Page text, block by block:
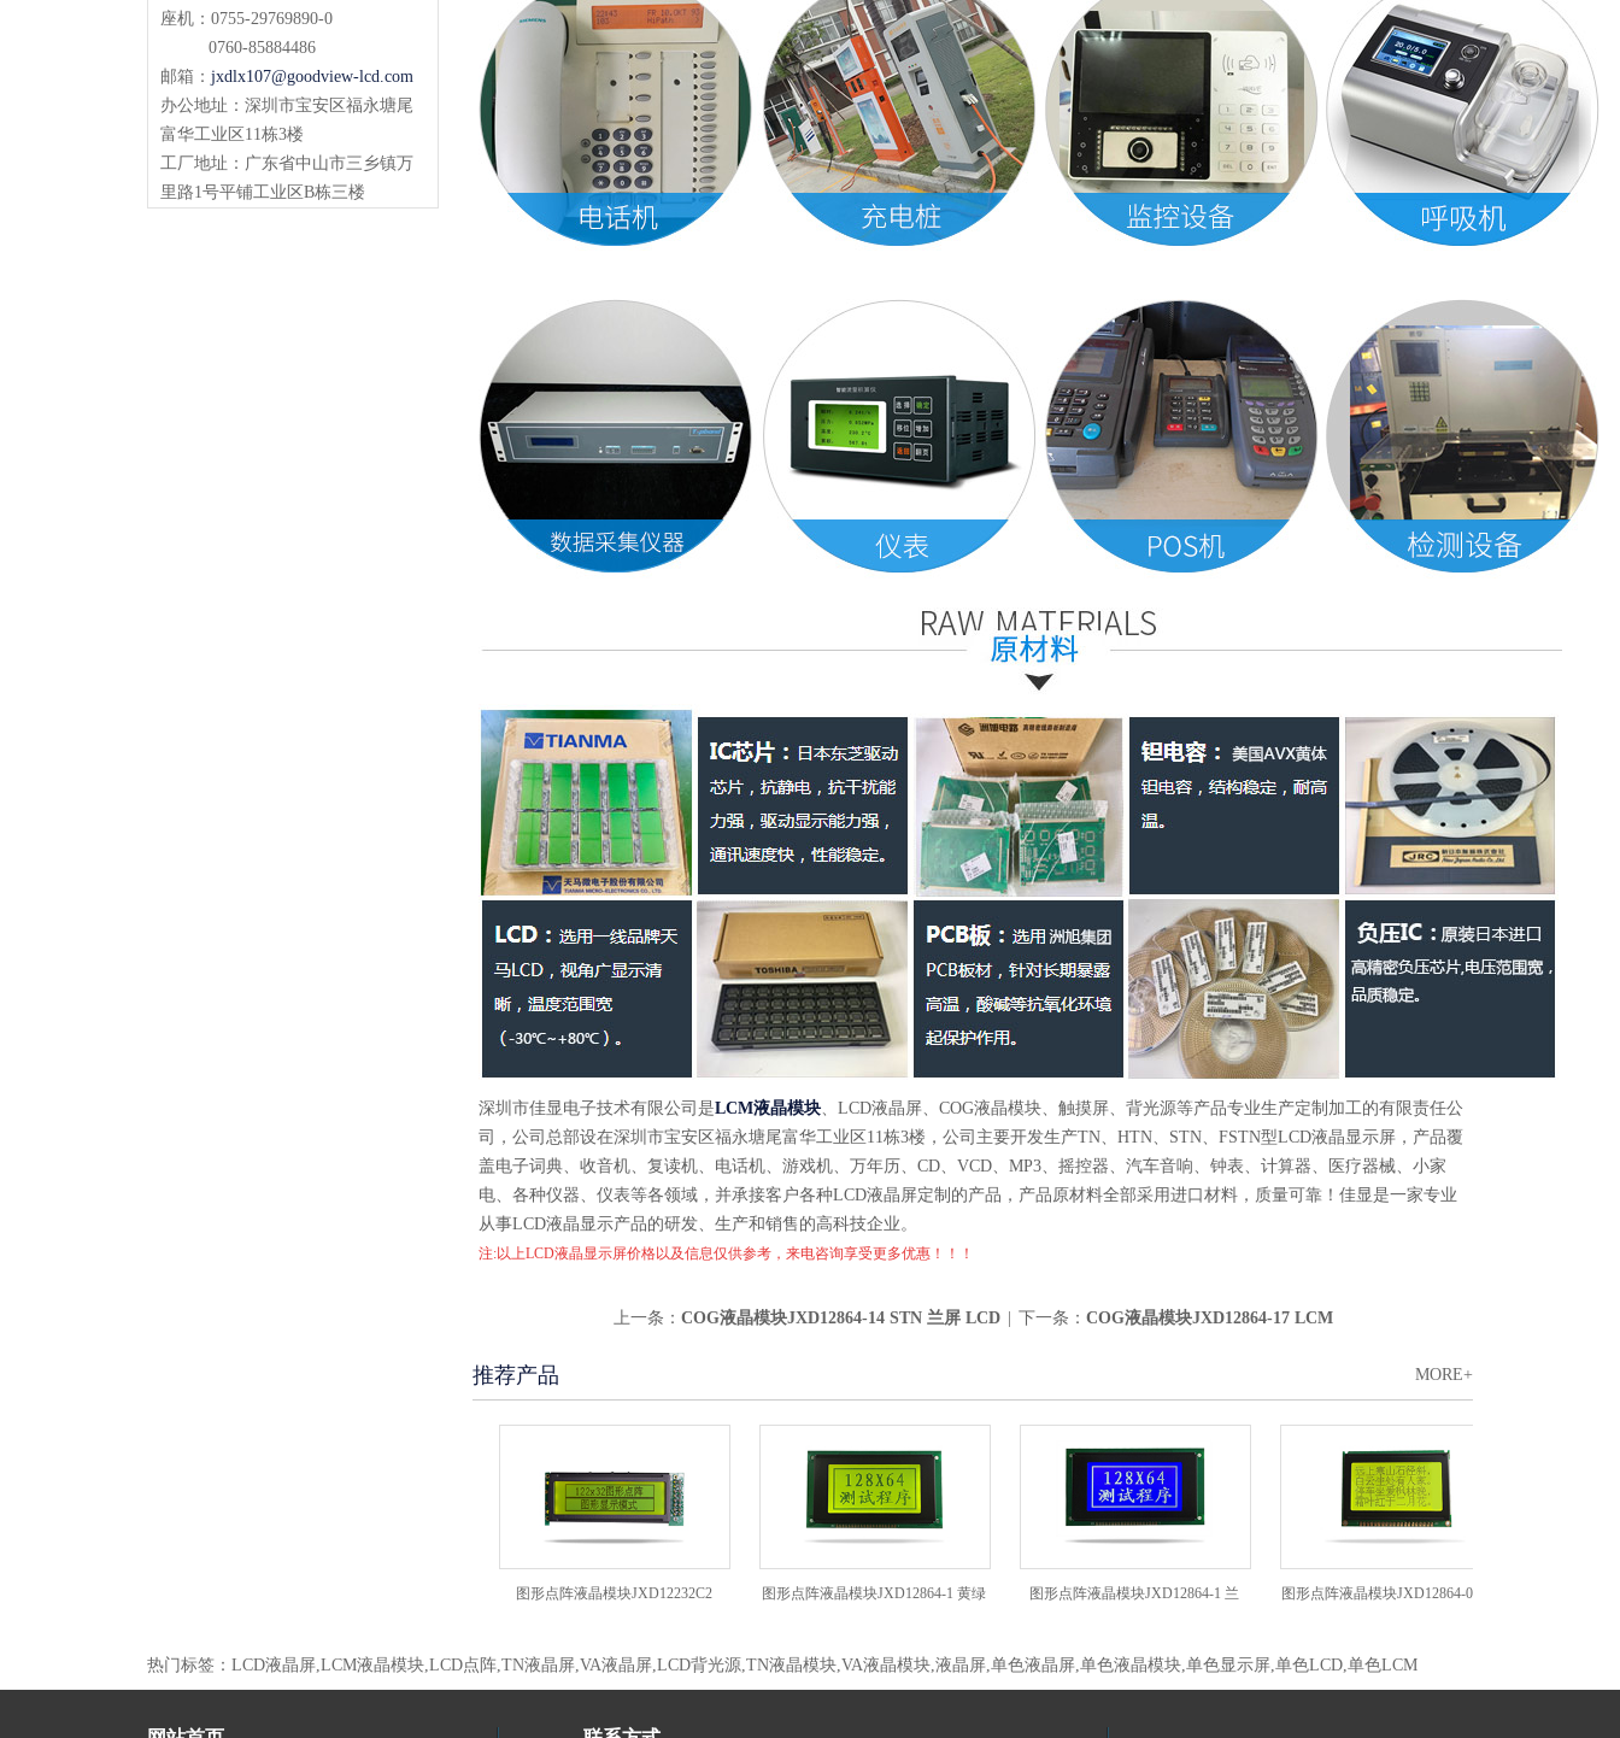
座机：0755-29769890-0
0760-85884486
邮箱： jxdlx107@goodview-lcd.com
办公地址：深圳市宝安区福永塘尾
富华工业区11栋3楼
工厂地址：广东省中山市三乡镇万
里路1号平铺工业区B栋三楼
深圳市佳显电子技术有限公司是LCM液晶模块、LCD液晶屏、COG液晶模块、触摸屏、背光源等产品专业生产定制加工的有限责任公
司，公司总部设在深圳市宝安区福永塘尾富华工业区11栋3楼，公司主要开发生产TN、HTN、STN、FSTN型LCD液晶显示屏，产品覆
盖电子词典、收音机、复读机、电话机、游戏机、万年历、CD、VCD、MP3、摇控器、汽车音响、钟表、计算器、医疗器械、小家
电、各种仪器、仪表等各领域，并承接客户各种LCD液晶屏定制的产品，产品原材料全部采用进口材料，质量可靠！佳显是一家专业
从事LCD液晶显示产品的研发、生产和销售的高科技企业。
注:以上LCD液晶显示屏价格以及信息仅供参考，来电咨询享受更多优惠！！！
上一条： COG液晶模块JXD12864-14 STN 兰屏 LCD 下一条： COG液晶模块JXD12864-17 LCM
MORE+
推荐产品
图形点阵液晶模块JXD12232C2 图形点阵液晶模块JXD12864-1 黄绿 图形点阵液晶模块JXD12864-1 兰 图形点阵液晶模块JXD12864-06C 黄
热门标签：LCD液晶屏,LCM液晶模块,LCD点阵,TN液晶屏,VA液晶屏,LCD背光源,TN液晶模块,VA液晶模块,液晶屏,单色液晶屏,单色液晶模块,单色显示屏,单色LCD,单色LCM